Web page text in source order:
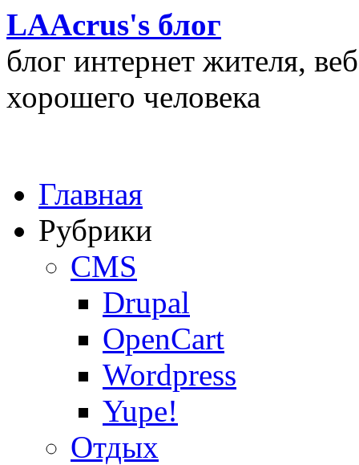
LAAcrus's блог
блог интернет жителя,
хорошего человека
Главная
Рубрики
CMS
Drupal
OpenCart
Wordpress
Yupe!
Oтдых